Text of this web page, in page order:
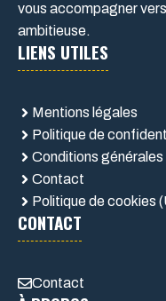
vous accompagner
ambitieuse.
LIENS UTILES
Mentions légales
Politique de
Conditions
Contact
Politique de cookies
CONTACT
Contact